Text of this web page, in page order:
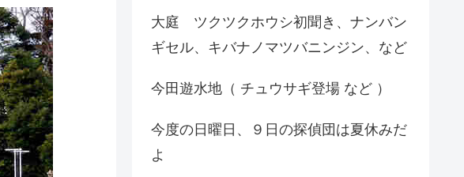
大庭 ツクツクホウシ初聞き、ナンバン
ギセル、キバナノマツバニンジン、など
今田遊水地（ チュウサギ登場 など ）
今度の日曜日、９日の探偵団は夏休みだ
よ